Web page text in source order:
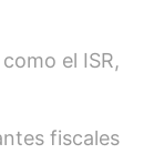
el ISR,
fiscales